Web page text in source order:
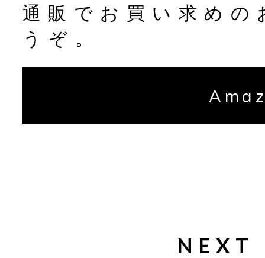
通販でお買い求め
うぞ。
NEXT